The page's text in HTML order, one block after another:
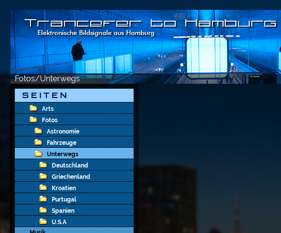
Fotos/Unterwegs
S E I T E N
Arts
Fotos
Astronomie
Fahrzeuge
Unterwegs
Deutschland
Griechenland
Kroatien
Purtugal
Spanien
U.S.A